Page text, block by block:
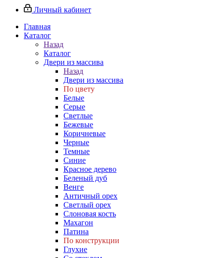
Личный кабинет
Главная
Каталог
Назад
Каталог
Двери из массива
Назад
Двери из массива
По цвету
Белые
Серые
Светлые
Бежевые
Коричневые
Черные
Темные
Синие
Красное дерево
Беленый дуб
Венге
Античный орех
Светлый орех
Слоновая кость
Махагон
Патина
По конструкции
Глухие